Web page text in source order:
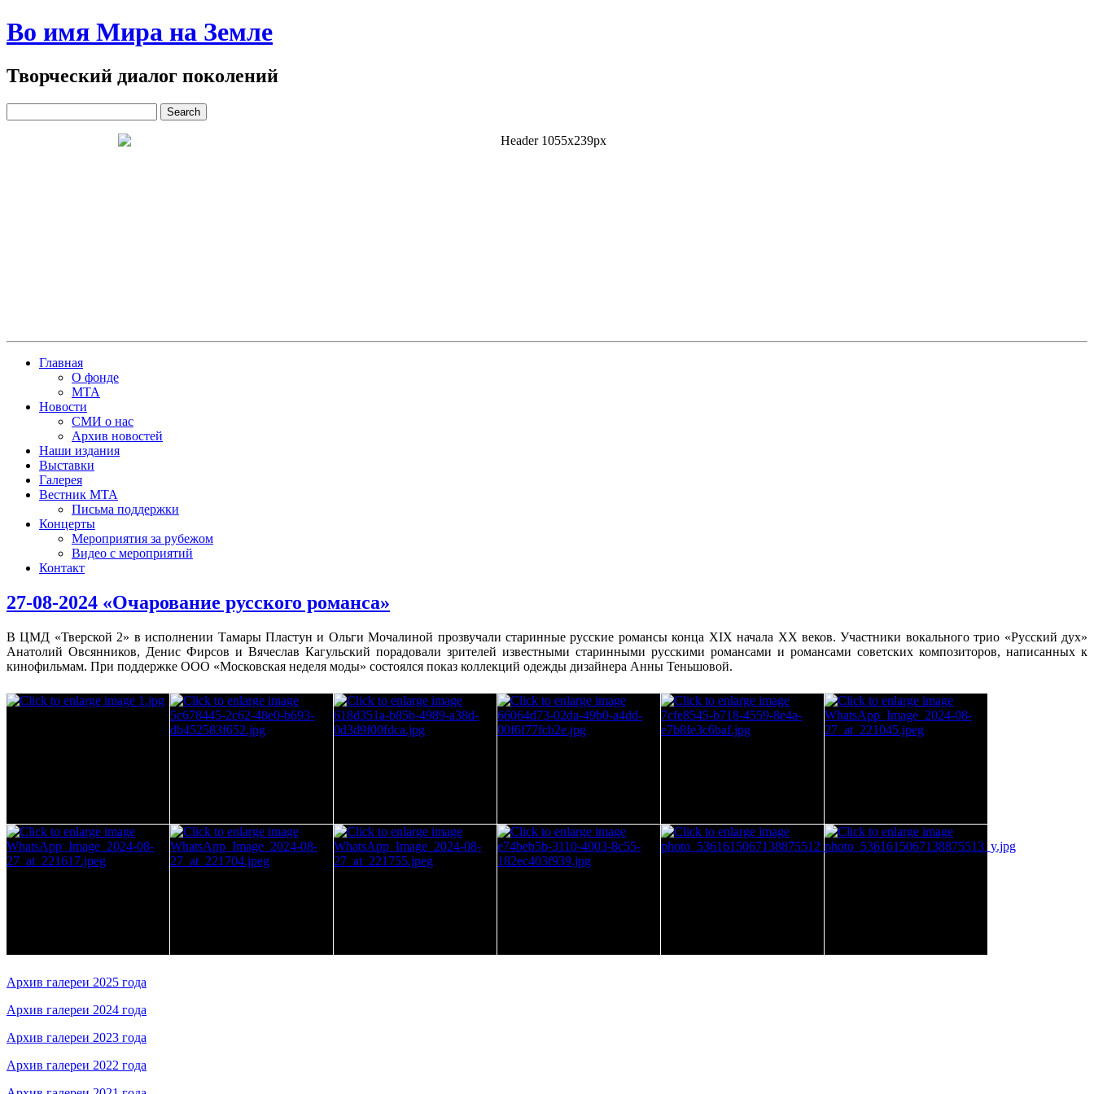
Во имя Мира на Земле
Творческий диалог поколений
Главная
О фонде
МТА
Новости
СМИ о нас
Архив новостей
Наши издания
Выставки
Галерея
Вестник МТА
Письма поддержки
Концерты
Мероприятия за рубежом
Видео с мероприятий
Контакт
27-08-2024 «Очарование русского романса»
В ЦМД «Тверской 2» в исполнении Тамары Пластун и Ольги Мочалиной прозвучали старинные русские романсы конца XIX начала XX веков. Участники вокального трио «Русский дух»
Анатолий Овсянников, Денис Фирсов и Вячеслав Кагульский порадовали зрителей известными старинными русскими романсами и романсами советских композиторов, написанных к
кинофильмам. При поддержке ООО «Московская неделя моды» состоялся показ коллекций одежды дизайнера Анны Теньшовой.
Архив галереи 2025 года
Архив галереи 2024 года
Архив галереи 2023 года
Архив галереи 2022 года